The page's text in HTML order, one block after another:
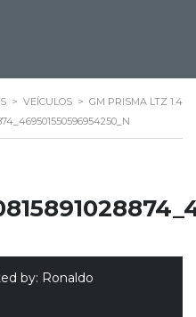
> VEÍCULOS > GM PRISMA LTZ 1.4
by: Ronaldo